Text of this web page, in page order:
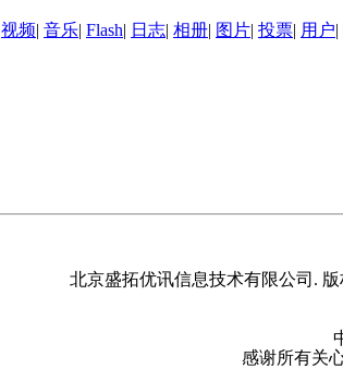
视频| 音乐| Flash| 日志| 相册| 图片| 投票| 用户|
北京盛拓优讯信息技术有限公司.
感谢所有关